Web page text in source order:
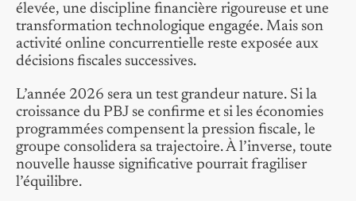
élevée, une discipline financière rigoureuse et une
transformation technologique engagée. Mais son
activité online concurrentielle reste exposée aux
décisions fiscales successives.
L’année 2026 sera un test grandeur nature. Si la
croissance du PBJ se confirme et si les économies
programmées compensent la pression fiscale, le
groupe consolidera sa trajectoire. À l’inverse, toute
nouvelle hausse significative pourrait fragiliser
l’équilibre.